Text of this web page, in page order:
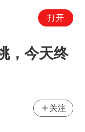
打开
，今天终
关注